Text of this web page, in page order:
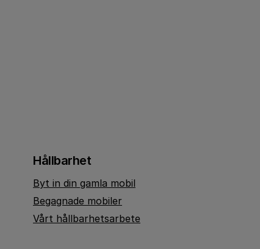
Hållbarhet
Byt in din gamla mobil
Begagnade mobiler
Vårt hållbarhetsarbete